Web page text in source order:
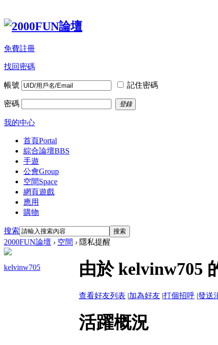
免費註冊
找回密碼
帳號 記住密碼
密碼 登錄
我的中心
首頁Portal
綜合論壇BBS
手遊
公會Group
空間Space
網頁遊戲
應用
購物
搜索 搜索
2000FUN論壇 › 空間 › 隱私提醒
kelvinw705 由於 kelvinw705
查看好友列表 |加為好友 |打個招呼 |發送
活躍概況